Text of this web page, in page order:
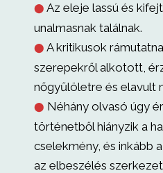
⬤ Az eleje lassú és
unalmasnak találnak.
⬤ A kritikusok
szerepekről alkotott,
nőgyűlöletre és elavult
⬤ Néhány olvasó úgy
történetből hiányzik a
cselekmény, és inkább
az elbeszélés